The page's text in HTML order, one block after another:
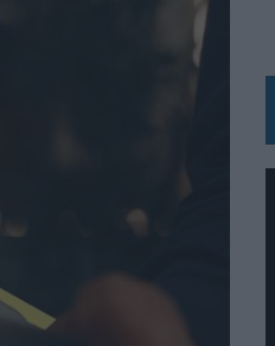
DOS CARAS DE LA MISMA